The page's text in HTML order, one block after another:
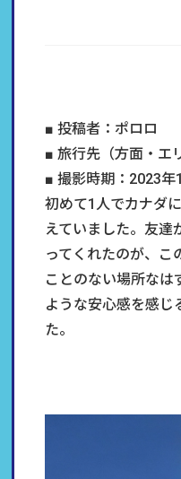
■ 投稿者：ポロロ
■ 旅行先（方面・エ
■ 撮影時期：2023年
初めて1人でカナダ
えていました。友達
ってくれたのが、こ
ことのない場所なは
ような安心感を感じ
た。